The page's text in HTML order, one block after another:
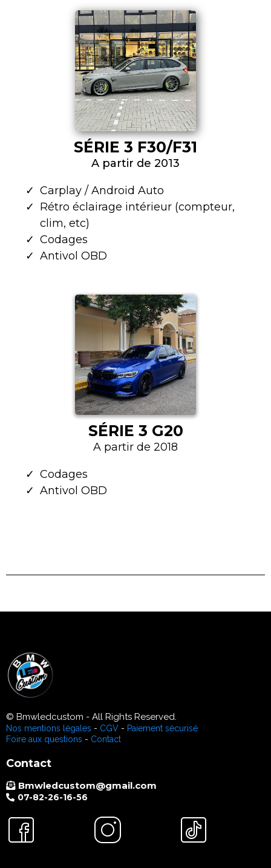
SÉRIE 3 F30/F31
A partir de 2013
Carplay / Android Auto
Rétro éclairage intérieur (compteur,
clim, etc)
Codages
Antivol OBD
SÉRIE 3 G20
A partir de 2018
Codages
Antivol OBD
© Bmwledcustom - All Rights Reserved.
Nos mentions légales - CGV - Paiement sécurisé
Foire aux questions - Contact
Contact
Bmwledcustom@gmail.com
07-82-26-16-56